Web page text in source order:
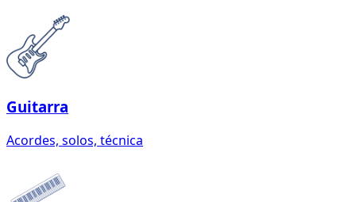
Guitarra
Acordes, solos, técnica